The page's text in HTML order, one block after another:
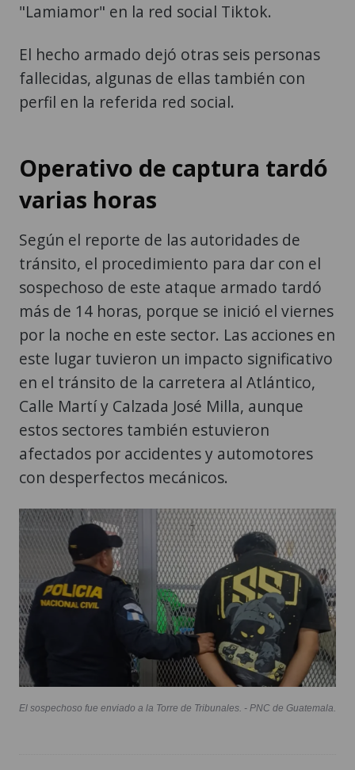
"Lamiamor" en la red social Tiktok.
El hecho armado dejó otras seis personas
fallecidas, algunas de ellas también con
perfil en la referida red social.
Operativo de captura tardó
varias horas
Según el reporte de las autoridades de
tránsito, el procedimiento para dar con el
sospechoso de este ataque armado tardó
más de 14 horas, porque se inició el viernes
por la noche en este sector. Las acciones en
este lugar tuvieron un impacto significativo
en el tránsito de la carretera al Atlántico,
Calle Martí y Calzada José Milla, aunque
estos sectores también estuvieron
afectados por accidentes y automotores
con desperfectos mecánicos.
El sospechoso fue enviado a la Torre de Tribunales. - PNC de Guatemala.